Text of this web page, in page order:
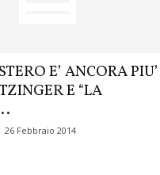
E’ ANCORA PIU’
E “LA
26 Febbraio 2014